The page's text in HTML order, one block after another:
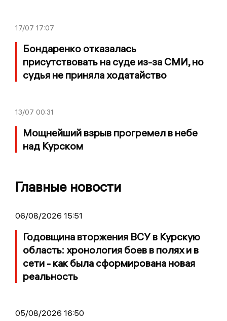
17/07 17:07
Бондаренко отказалась
присутствовать на суде из-за СМИ, но
судья не приняла ходатайство
13/07 00:31
Мощнейший взрыв прогремел в небе
над Курском
Главные новости
06/08/2026 15:51
Годовщина вторжения ВСУ в Курскую
область: хронология боев в полях и в
сети - как была сформирована новая
реальность
05/08/2026 16:50